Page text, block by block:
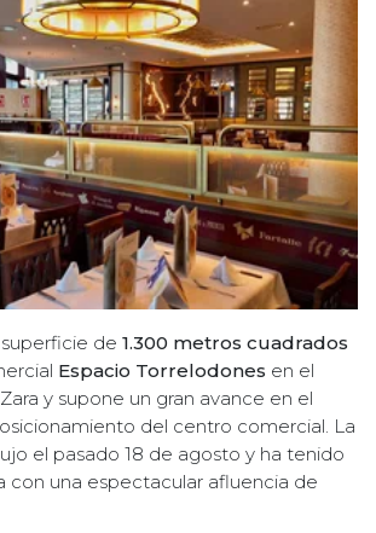
de 1.300 metros cuadrados
Espacio Torrelodones en el
y supone un gran avance en el
del centro comercial. La
el pasado 18 de agosto y ha tenido
con una espectacular afluencia de